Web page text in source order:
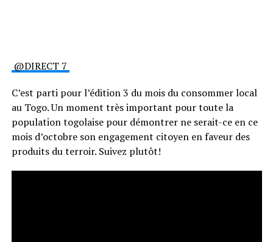
@DIRECT 7
C’est parti pour l’édition 3 du mois du consommer local
au Togo. Un moment très important pour toute la
population togolaise pour démontrer ne serait-ce en ce
mois d’octobre son engagement citoyen en faveur des
produits du terroir. Suivez plutôt!